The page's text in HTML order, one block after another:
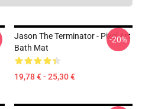
Jason The Terminator - Pixel Art
Bath Mat
19,78 € - 25,30 €
-20%